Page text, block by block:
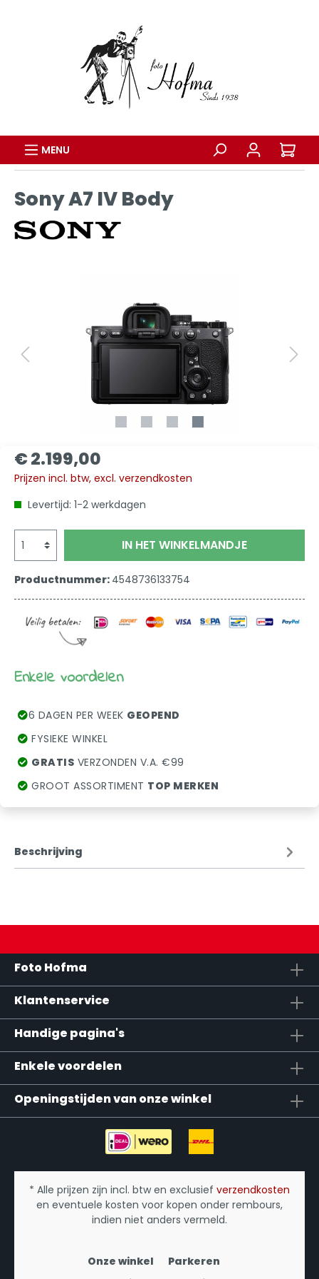
MENU
Sony A7 IV Body
€ 2.199,00
Prijzen incl. btw, excl. verzendkosten
Levertijd: 1-2 werkdagen
IN HET WINKELMANDJE
Productnummer: 4548736133754
Enkele voordelen
6 DAGEN PER WEEK GEOPEND
FYSIEKE WINKEL
GRATIS VERZONDEN V.A. €99
GROOT ASSORTIMENT TOP MERKEN
Beschrijving
Foto Hofma
Klantenservice
Handige pagina's
Enkele voordelen
Openingstijden van onze winkel
* Alle prijzen zijn incl. btw en exclusief verzendkosten
en eventuele kosten voor kopen onder rembours,
indien niet anders vermeld.
Onze winkel
Parkeren